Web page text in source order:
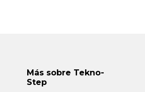
Más sobre Tekno-
Step